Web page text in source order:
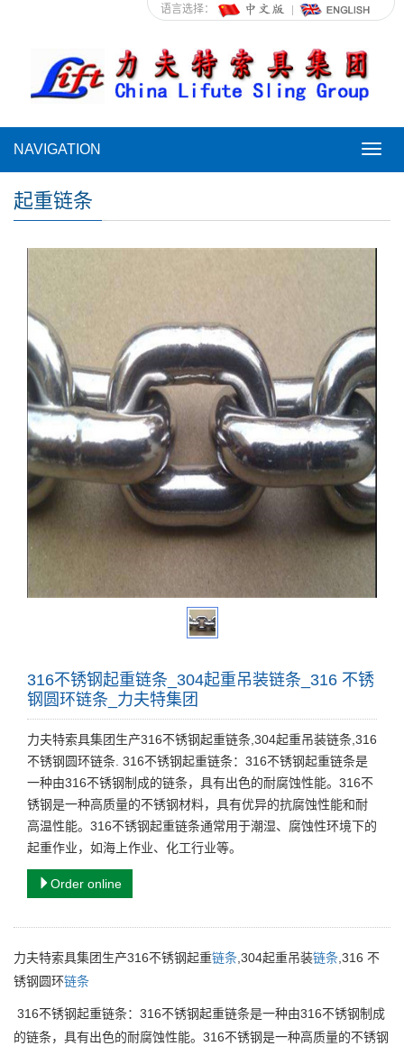
语言选择：
NAVIGATION
起重链条
316不锈钢起重链条_304起重吊装链条_316 不锈
钢圆环链条_力夫特集团
力夫特索具集团生产316不锈钢起重链条,304起重吊装链条,316
不锈钢圆环链条. 316不锈钢起重链条：316不锈钢起重链条是
一种由316不锈钢制成的链条，具有出色的耐腐蚀性能。316不
锈钢是一种高质量的不锈钢材料，具有优异的抗腐蚀性能和耐
高温性能。316不锈钢起重链条通常用于潮湿、腐蚀性环境下的
起重作业，如海上作业、化工行业等。
Order online
力夫特索具集团生产316不锈钢起重链条,304起重吊装链条,316 不
锈钢圆环链条
316不锈钢起重链条：316不锈钢起重链条是一种由316不锈钢制成
的链条，具有出色的耐腐蚀性能。316不锈钢是一种高质量的不锈钢